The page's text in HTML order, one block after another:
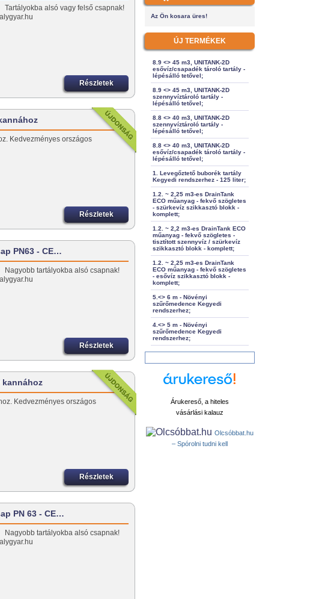
alsó vagy felső csapnak!
Részletek
Kedvezményes országos
Részletek
PN63 - CE…
Nagyobb tartályokba alsó csapnak!
Részletek
kannához
Kedvezményes országos
Részletek
PN 63 - CE…
Nagyobb tartályokba alsó csapnak!
Az Ön kosara üres!
ÚJ TERMÉKEK
8.9 <> 45 m3, UNITANK-2D
esővíz/csapadék tároló tartály -
lépésálló tetővel;
8.9 <> 45 m3, UNITANK-2D
szennyvíztároló tartály -
lépésálló tetővel;
8.8 <> 40 m3, UNITANK-2D
szennyvíztároló tartály -
lépésálló tetővel;
8.8 <> 40 m3, UNITANK-2D
esővíz/csapadék tároló tartály -
lépésálló tetővel;
1. Levegőztető buborék tartály
Kegyedi rendszerhez - 125 liter;
1.2. ~ 2,25 m3-es DrainTank
ECO műanyag - fekvő szögletes
- szürkevíz szikkasztó blokk -
komplett;
1.2. ~ 2,2 m3-es DrainTank ECO
műanyag - fekvő szögletes -
tisztított szennyvíz / szürkevíz
szikkasztó blokk - komplett;
1.2. ~ 2,25 m3-es DrainTank
ECO műanyag - fekvő szögletes
- esővíz szikkasztó blokk -
komplett;
5.<> 6 m - Növényi
szűrőmedence Kegyedi
rendszerhez;
4.<> 5 m - Növényi
szűrőmedence Kegyedi
rendszerhez;
Árukereső, a hiteles
vásárlási kalauz
Olcsóbbat.hu
– Spórolni tudni kell